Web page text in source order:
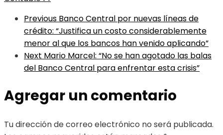
Previous Banco Central por nuevas líneas de
crédito: “Justifica un costo considerablemente
menor al que los bancos han venido aplicando”
Next Mario Marcel: “No se han agotado las balas
del Banco Central para enfrentar esta crisis”
Agregar un comentario
Tu dirección de correo electrónico no será publicada.